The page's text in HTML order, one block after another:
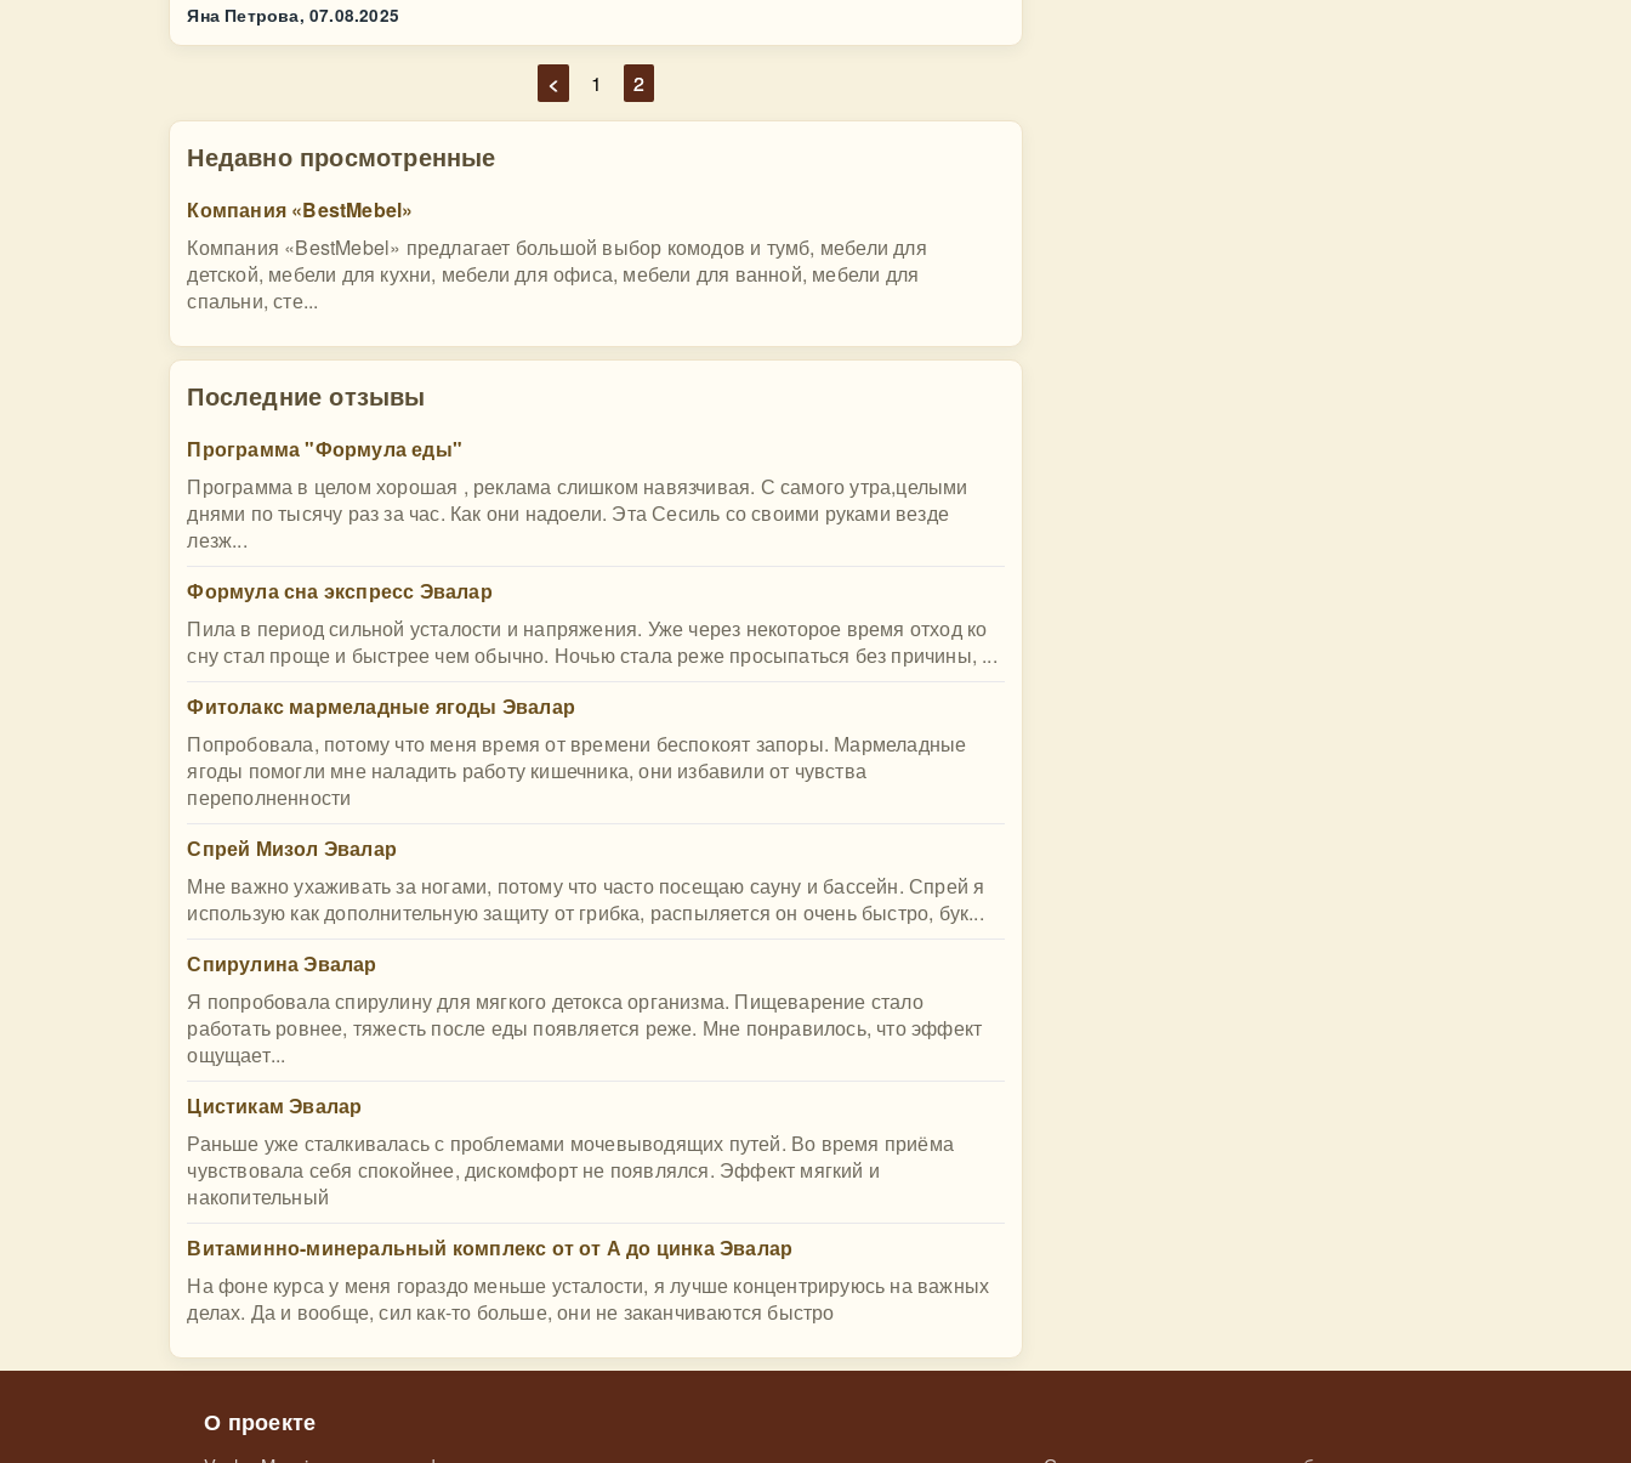
Яна Петрова, 07.08.2025
< 1 2
Недавно просмотренные
Компания «BestMebel»
Компания «BestMebel» предлагает большой выбор комодов и тумб, мебели для
детской, мебели для кухни, мебели для офиса, мебели для ванной, мебели для
спальни, сте...
Последние отзывы
Программа "Формула еды"
Программа в целом хорошая , реклама слишком навязчивая. С самого утра,целыми
днями по тысячу раз за час. Как они надоели. Эта Сесиль со своими руками везде
лезж...
Формула сна экспресс Эвалар
Пила в период сильной усталости и напряжения. Уже через некоторое время отход ко
сну стал проще и быстрее чем обычно. Ночью стала реже просыпаться без причины, ...
Фитолакс мармеладные ягоды Эвалар
Попробовала, потому что меня время от времени беспокоят запоры. Мармеладные
ягоды помогли мне наладить работу кишечника, они избавили от чувства
переполненности
Спрей Мизол Эвалар
Мне важно ухаживать за ногами, потому что часто посещаю сауну и бассейн. Спрей я
использую как дополнительную защиту от грибка, распыляется он очень быстро, бук...
Спирулина Эвалар
Я попробовала спирулину для мягкого детокса организма. Пищеварение стало
работать ровнее, тяжесть после еды появляется реже. Мне понравилось, что эффект
ощущает...
Цистикам Эвалар
Раньше уже сталкивалась с проблемами мочевыводящих путей. Во время приёма
чувствовала себя спокойнее, дискомфорт не появлялся. Эффект мягкий и
накопительный
Витаминно-минеральный комплекс от от А до цинка Эвалар
На фоне курса у меня гораздо меньше усталости, я лучше концентрируюсь на важных
делах. Да и вообще, сил как-то больше, они не заканчиваются быстро
О проекте